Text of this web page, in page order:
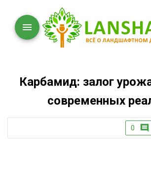
Карбамид: залог
современных
0